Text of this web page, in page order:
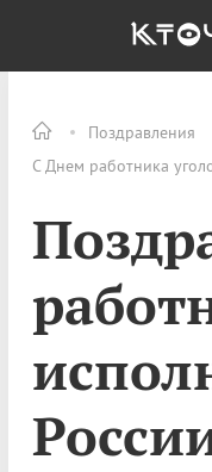
Поздравления
С Днем работника